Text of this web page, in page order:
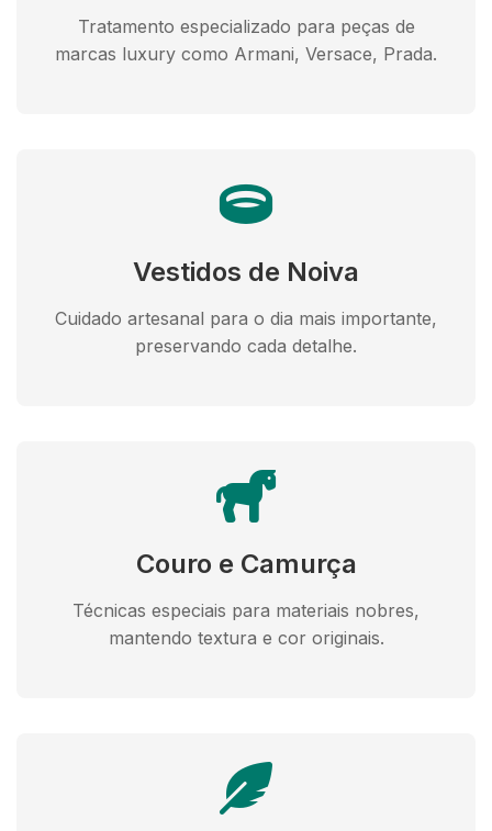
Tratamento especializado para peças de
marcas luxury como Armani, Versace, Prada.
Vestidos de Noiva
Cuidado artesanal para o dia mais importante,
preservando cada detalhe.
Couro e Camurça
Técnicas especiais para materiais nobres,
mantendo textura e cor originais.